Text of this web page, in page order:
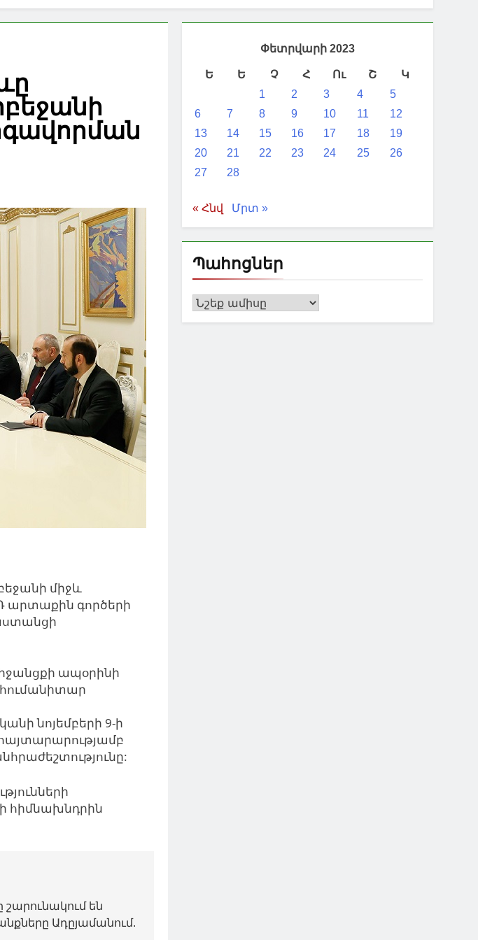
միջև
արտաքին գործերի
ապօրինի
նոյեմբերի 9-ի
հիմնախնդրին
են
Ադըյամանում.
Փետրվարի 2023
Ե Ե Չ Հ Ու Շ
Կ
1
2 3 4
5
6
7 8 9 10 11
12
13
14 15 16 17 18
19
20
21 22 23 24 25
26
27
28
« Հնվ Մրտ »
Պահոցներ
Պահոցներ